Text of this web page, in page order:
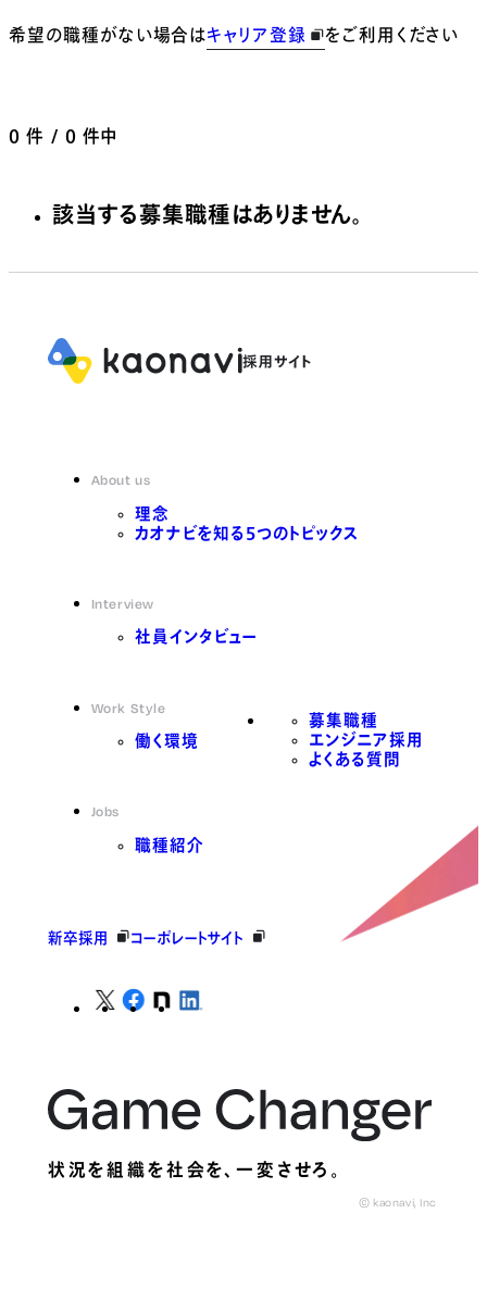
希望の職種がない場合はキャリア登録 をご利用ください
0 件 / 0 件中
該当する募集職種はありません。
About us
理念
カオナビを知る5つのトピックス
Interview
社員インタビュー
Work Style
働く環境
Jobs
職種紹介
募集職種
エンジニア採用
よくある質問
新卒採用 コーポレートサイト
状況を組織を社会を、一変させろ。
© kaonavi, Inc